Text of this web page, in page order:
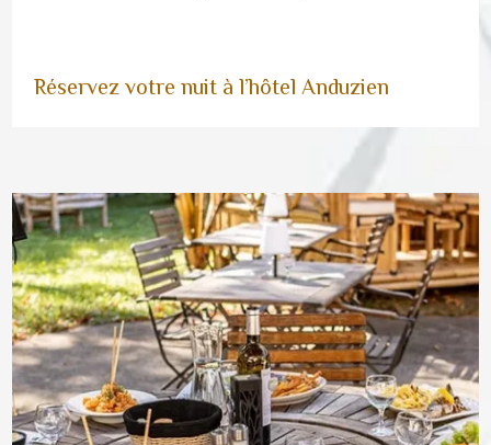
Réservez votre nuit à l’hôtel Anduzien